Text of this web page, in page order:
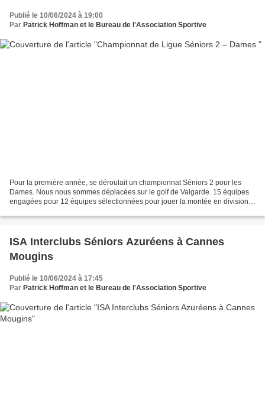
Publié le 10/06/2024 à 19:00
Par Patrick Hoffman et le Bureau de l'Association Sportive
Pour la première année, se déroulait un championnat Séniors 2 pour les
Dames. Nous nous sommes déplacées sur le golf de Valgarde. 15 équipes
engagées pour 12 équipes sélectionnées pour jouer la montée en division 1
ISA Interclubs Séniors Azuréens à Cannes
Mougins
Publié le 10/06/2024 à 17:45
Par Patrick Hoffman et le Bureau de l'Association Sportive